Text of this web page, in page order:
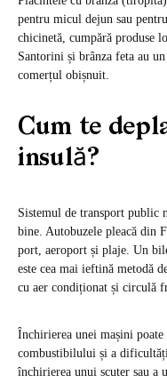
pentru micul dejun sau
chicinetă, cumpără produse
Santorini și brânza feta au
comerțul obișnuit.
Cum te
insulă?
Sistemul de transport public
bine. Autobuzele pleacă din
port, aeroport și plaje. Un
este cea mai ieftină metodă
cu aer condiționat și circulă
Închirierea unei mașini
combustibilului și a
închirierea unui scuter sau